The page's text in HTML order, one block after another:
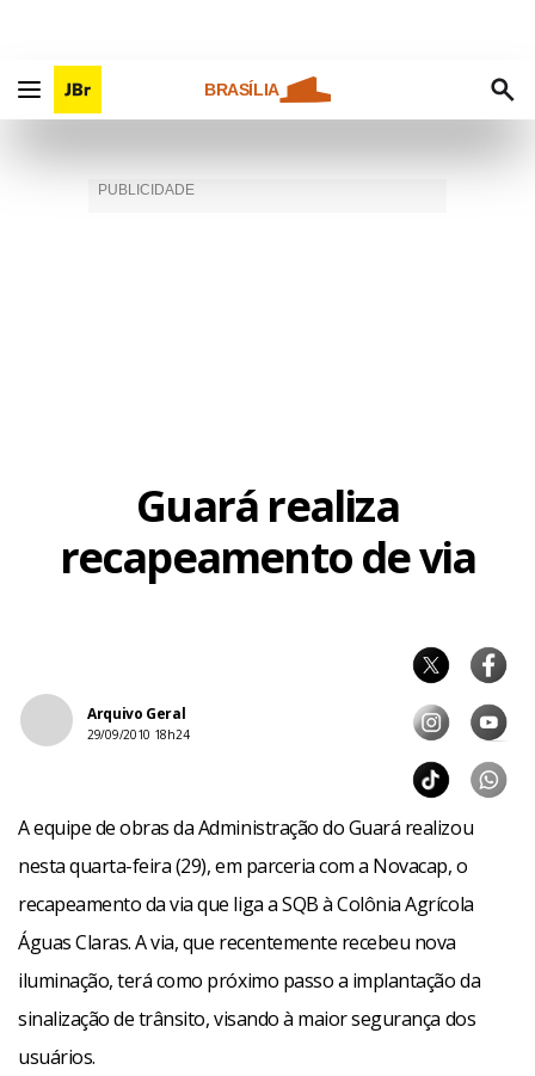
BRASÍLIA
Guará realiza
recapeamento de via
Arquivo Geral
29/09/2010 18h24
A equipe de obras da Administração do Guará realizou
nesta quarta-feira (29), em parceria com a Novacap, o
recapeamento da via que liga a SQB à Colônia Agrícola
Águas Claras. A via, que recentemente recebeu nova
iluminação, terá como próximo passo a implantação da
sinalização de trânsito, visando à maior segurança dos
usuários.